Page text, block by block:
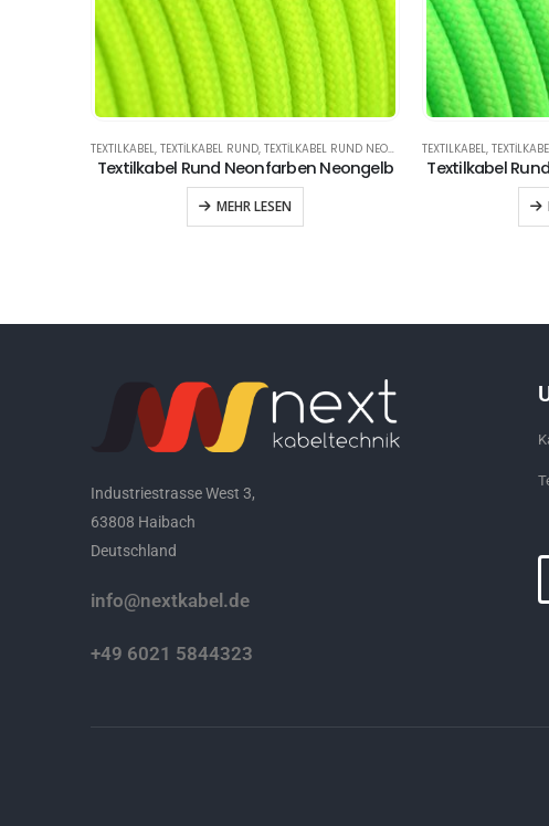
TEXTILKABEL, TEXTILKABEL RUND, TEXTILKABEL RUND NEONFARBEN
Textilkabel Rund Neonfarben Neongelb
MEHR LESEN
TEXTILKABEL,
Textilkabel
Industriestrasse West 3,
63808 Haibach
Deutschland
info@nextkabel.de
+49 6021 5844323